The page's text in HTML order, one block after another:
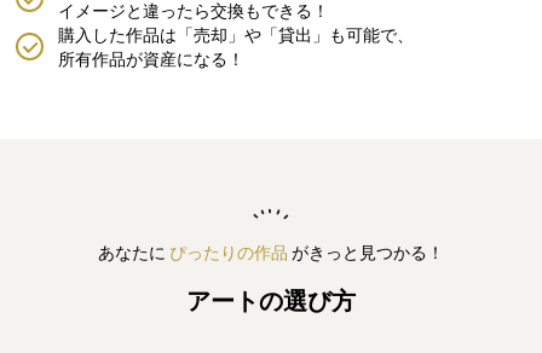
購入した作品は「売却」や「貸出」も可能で、
所有作品が資産になる！
イメージと違ったら交換もできる！
あなたに ぴったりの作品 がきっと見つかる！
アートの選び方